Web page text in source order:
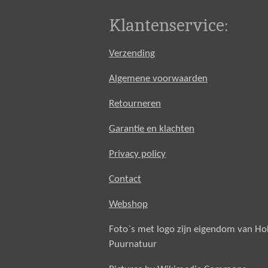
Klantenservice:
Verzending
Algemene voorwaarden
Retourneren
Garantie en klachten
Privacy policy
Contact
Webshop
Foto`s met logo zijn eigendom van
Puurnatuur